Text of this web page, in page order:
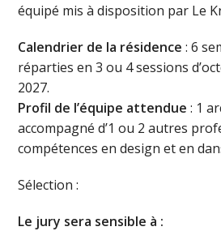
équipé mis à disposition par Le
Calendrier de la résidence : 6
réparties en 3 ou 4 sessions
2027.
Profil de l’équipe attendue : 1
accompagné d’1 ou 2 autres
compétences en design et en
Sélection :
Le jury sera sensible à :